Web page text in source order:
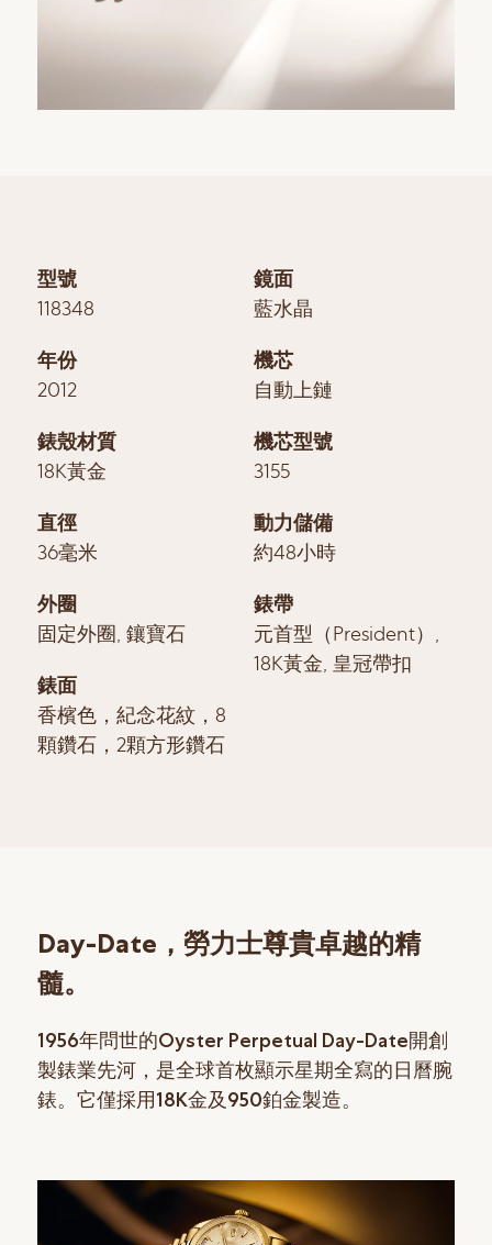
型號
118348
年份
2012
錶殼材質
18K黃金
直徑
36毫米
外圈
固定外圈, 鑲寶石
錶面
香檳色，紀念花紋，8
顆鑽石，2顆方形鑽石
鏡面
藍水晶
機芯
自動上鏈
機芯型號
3155
動力儲備
約48小時
錶帶
元首型（President）,
18K黃金, 皇冠帶扣
Day-Date，勞力士尊貴卓越的精
髓。
1956年問世的Oyster Perpetual Day-Date開創
製錶業先河，是全球首枚顯示星期全寫的日曆腕
錶。它僅採用18K金及950鉑金製造。